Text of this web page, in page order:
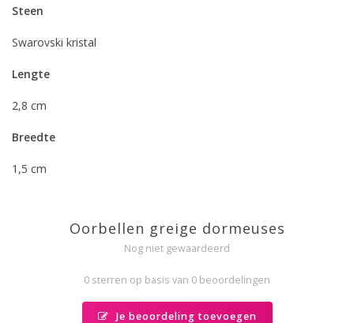
Steen
Swarovski kristal
Lengte
2,8 cm
Breedte
1,5 cm
Oorbellen greige dormeuses
Nog niet gewaardeerd
0 sterren op basis van 0 beoordelingen
Je beoordeling toevoegen